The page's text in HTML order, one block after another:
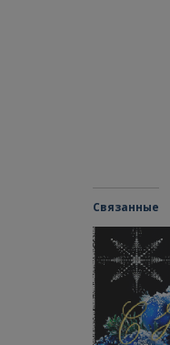
Связанные